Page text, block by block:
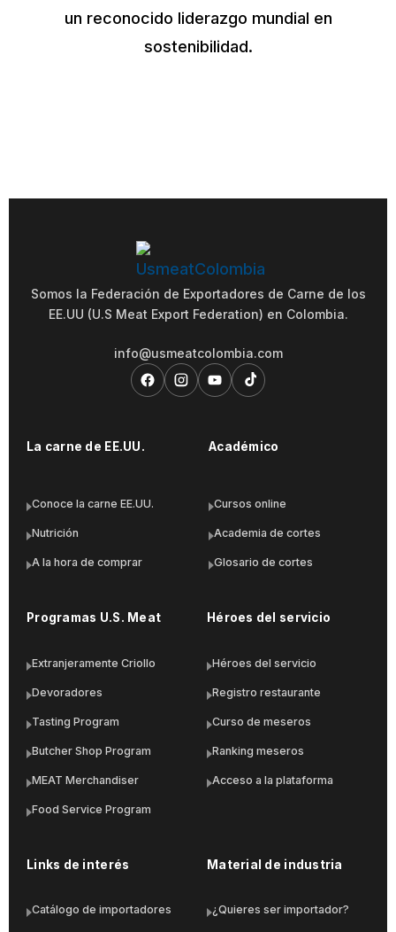
un reconocido liderazgo mundial en
sostenibilidad.
La carne de EE.UU.
Conoce la carne EE.UU.
Nutrición
A la hora de comprar
Académico
Cursos online
Academia de cortes
Glosario de cortes
Programas U.S. Meat
Extranjeramente Criollo
Devoradores
Tasting Program
Butcher Shop Program
MEAT Merchandiser
Food Service Program
Héroes del servicio
Héroes del servicio
Registro restaurante
Curso de meseros
Ranking meseros
Acceso a la plataforma
Links de interés
Catálogo de importadores
Material de industria
¿Quieres ser importador?
Somos la Federación de Exportadores de Carne de los
EE.UU (U.S Meat Export Federation) en Colombia.
info@usmeatcolombia.com